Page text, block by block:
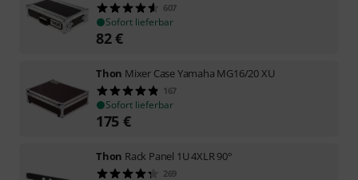
607
Sofort lieferbar
82€
Thon Mixer Case Yamaha MG16/20 XU
167
Sofort lieferbar
175 €
Thon Rack Panel 1U 4XLR 90°
269